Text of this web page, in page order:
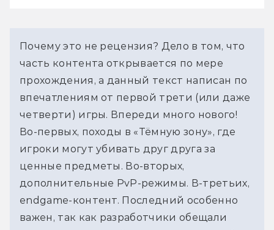
Почему это не рецензия? Дело в том, что
часть контента открывается по мере
прохождения, а данный текст написан по
впечатлениям от первой трети (или даже
четверти) игры. Впереди много нового!
Во-первых, походы в «Тёмную зону», где
игроки могут убивать друг друга за
ценные предметы. Во-вторых,
дополнительные PvP-режимы. В-третьих,
endgame-контент. Последний особенно
важен, так как разработчики обещали